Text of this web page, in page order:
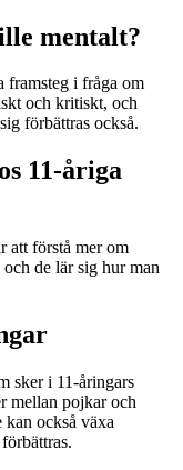
mentalt?
framsteg i fråga om
och kritiskt, och
förbättras också.
11-åriga
att förstå mer om
de lär sig hur man
sker i 11-åringars
mellan pojkar och
också växa